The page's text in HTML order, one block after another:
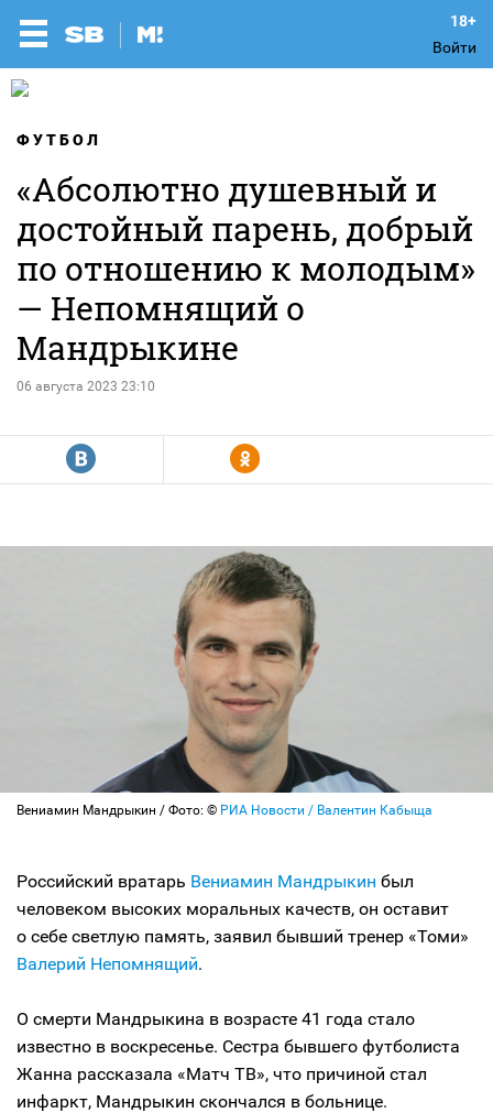
Войти
ФУТБОЛ
«Абсолютно душевный и
достойный парень, добрый
по отношению к молодым»
— Непомнящий о
Мандрыкине
06 августа 2023 23:10
R Y
Вениамин Мандрыкин / Фото: © РИА Новости / Валентин Кабыща
Российский вратарь Вениамин Мандрыкин был
человеком высоких моральных качеств, он оставит
о себе светлую память, заявил бывший тренер «Томи»
Валерий Непомнящий.
О смерти Мандрыкина в возрасте 41 года стало
известно в воскресенье. Сестра бывшего футболиста
Жанна рассказала «Матч ТВ», что причиной стал
инфаркт, Мандрыкин скончался в больнице.